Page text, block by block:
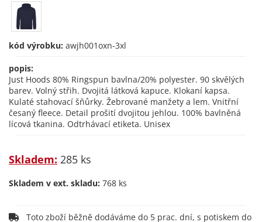
kód výrobku: awjh001oxn-3xl
popis:
Just Hoods 80% Ringspun bavlna/20% polyester. 90 skvělých
barev. Volný střih. Dvojitá látková kapuce. Klokaní kapsa.
Kulaté stahovací šňůrky. Žebrované manžety a lem. Vnitřní
česaný fleece. Detail prošití dvojitou jehlou. 100% bavlněná
lícová tkanina. Odtrhávací etiketa. Unisex
Skladem: 285 ks
Skladem v ext. skladu: 768 ks